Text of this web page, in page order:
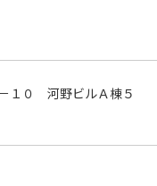
１０ 河野ビルＡ棟５